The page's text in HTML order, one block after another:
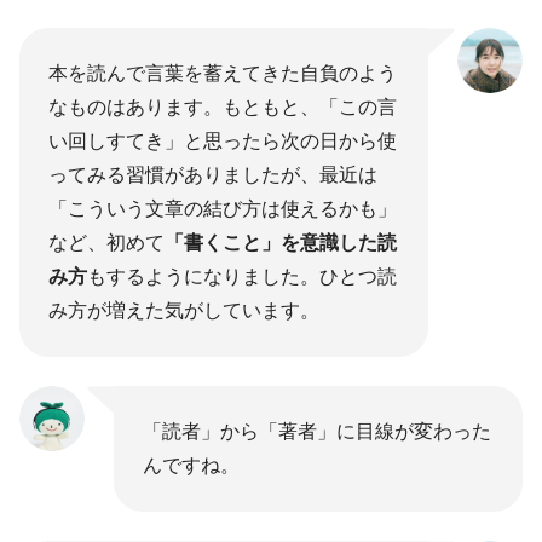
本を読んで言葉を蓄えてきた自負のよう
なものはあります。もともと、「この言
い回しすてき」と思ったら次の日から使
ってみる習慣がありましたが、最近は
「こういう文章の結び方は使えるかも」
など、初めて
「書くこと」を意識した読
み方もするようになりました。ひとつ読
み方が増えた気がしています。
「読者」から「著者」に目線が変わった
んですね。